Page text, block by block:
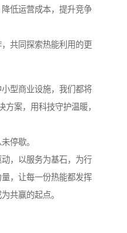
低运营成本，提升竞争
共同探索热能利用的更
型商业设施，我们都将
案，用科技守护温暖，
停歇。
，以服务为基石，为行
，让每一份热能都发挥
共赢的起点。